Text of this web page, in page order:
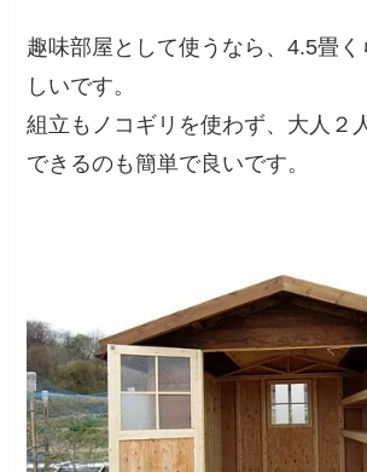
趣味部屋として使うなら、4.5畳
しいです。
組立もノコギリを使わず、大人２
できるのも簡単で良いです。